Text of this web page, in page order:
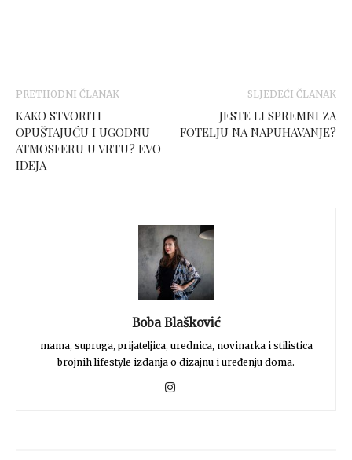
PRETHODNI ČLANAK
KAKO STVORITI
OPUŠTAJUĆU I UGODNU
ATMOSFERU U VRTU? EVO
IDEJA
SLJEDEĆI ČLANAK
JESTE LI SPREMNI ZA
FOTELJU NA NAPUHAVANJE?
Boba Blašković
mama, supruga, prijateljica, urednica, novinarka i stilistica
brojnih lifestyle izdanja o dizajnu i uređenju doma.